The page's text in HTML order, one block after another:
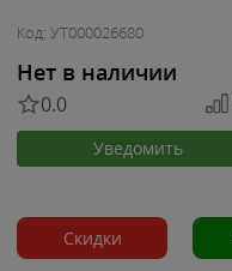
Код: УТ000026680
Нет в наличии
0.0
Уведомить
Скидки